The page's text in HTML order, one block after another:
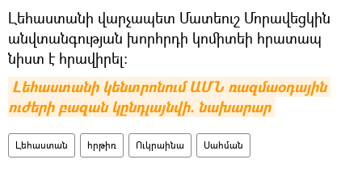
Լեհաստանի վարչապետ Մատեուշ Մորավեցկին
անվտանգության խորհրդի կոմիտեի հրատապ
նիստ է հրավիրել։
Լեհաստանի կենտրոնում ԱՄՆ ռազմաօդային
ուժերի բազան կընդլայնվի. նախարար
Լեհաստան հրթիռ Ուկրաինա Սահման